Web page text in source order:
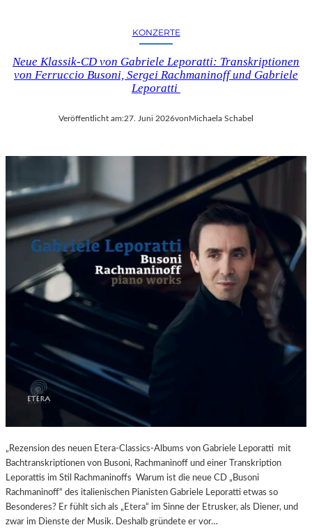
KONZERTE
Neue Klassik-CD von Gabriele Leporatti: Transkriptionen
von Ferruccio Busoni, Sergei Rachmaninoff und Gabriele
Leporatti
Veröffentlicht am:27. Juni 2026vonMichaela Schabel
„Rezension des neuen Etera-Classics-Albums von Gabriele Leporatti mit
Bachtranskriptionen von Busoni, Rachmaninoff und einer Transkription
Leporattis im Stil Rachmaninoffs Warum ist die neue CD „Busoni
Rachmaninoff“ des italienischen Pianisten Gabriele Leporatti etwas so
Besonderes? Er fühlt sich als „Etera“ im Sinne der Etrusker, als Diener, und
zwar im Dienste der Musik. Deshalb gründete er vor…